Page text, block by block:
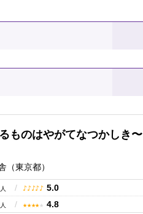
ものはやがてなつかしき〜
（東京都）
人 / ♪ ♪ ♪ ♪ ♪
5.0
人 / ★ ★ ★ ★ ★ 4.8